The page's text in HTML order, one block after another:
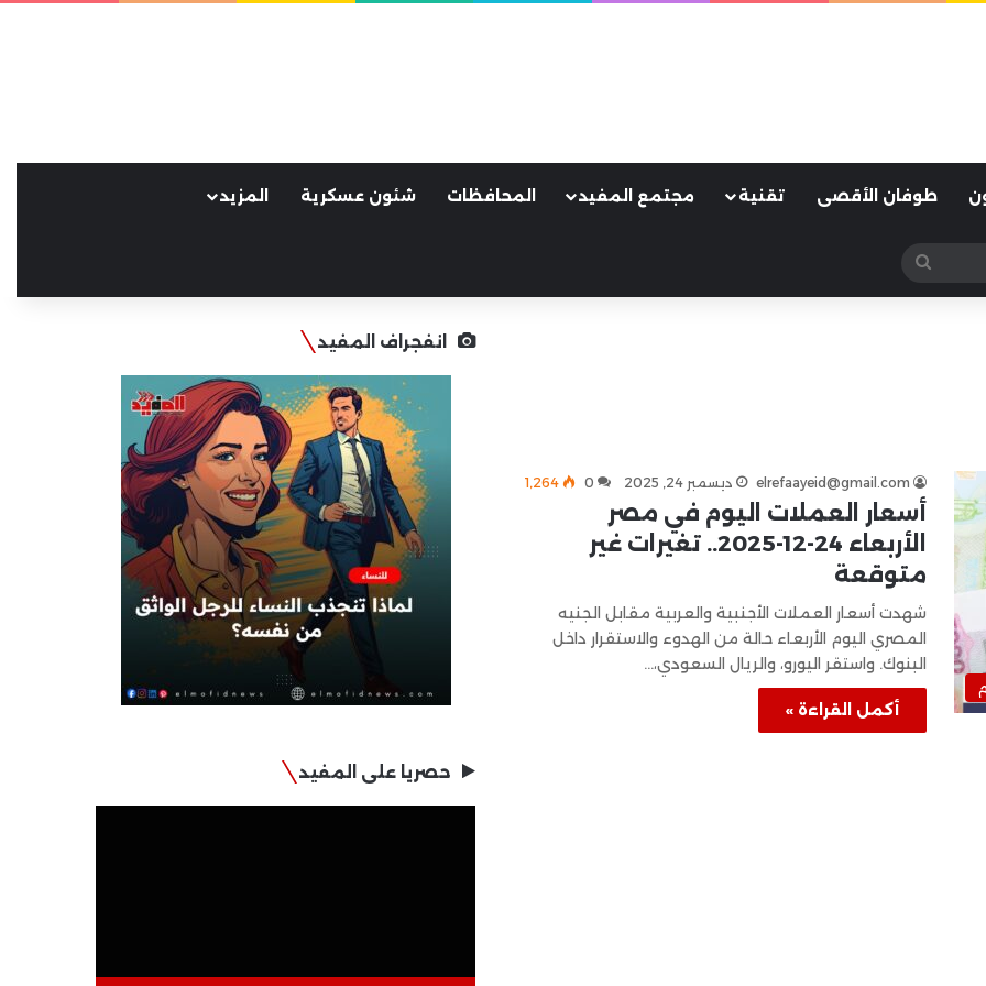
طوفان الأقصى تقنية مجتمع المفيد المحافظات شئون عسكرية المزيد
بحث
عن
elrefaayeid@gmail.com ديسمبر 24, 2025 0 1٬264
أسعار العملات اليوم في مصر
الأربعاء 24-12-2025.. تغيرات غير
متوقعة
شهدت أسعار العملات الأجنبية والعربية مقابل الجنيه
المصري اليوم الأربعاء حالة من الهدوء والاستقرار داخل
البنوك. واستقر اليورو، والريال السعودي،…
أكمل القراءة »
انفجراف المفيد
حصريا على المفيد